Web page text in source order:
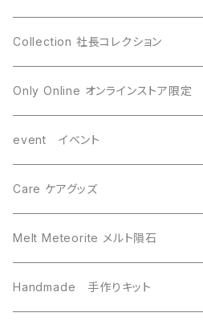
Gebel Kamil ゲベルカミル
Mundrabilla マンドラビラ
Saint-Aubin サントーバン
Sikhote-Alin シホーテアリン
others その他
Uruacu ウルアク
Uruacu ウルアク
Canyon Diablo キャニオンディアブロ
Agoudal アグダル
Chelyabinsk チェリャビンスク
Mundrabilla マンドラビラ
Chinga チンガー
Collection 社長コレクション
Only Online オンラインストア限定
event イベント
Care ケアグッズ
Melt Meteorite メルト隕石
Handmade 手作りキット